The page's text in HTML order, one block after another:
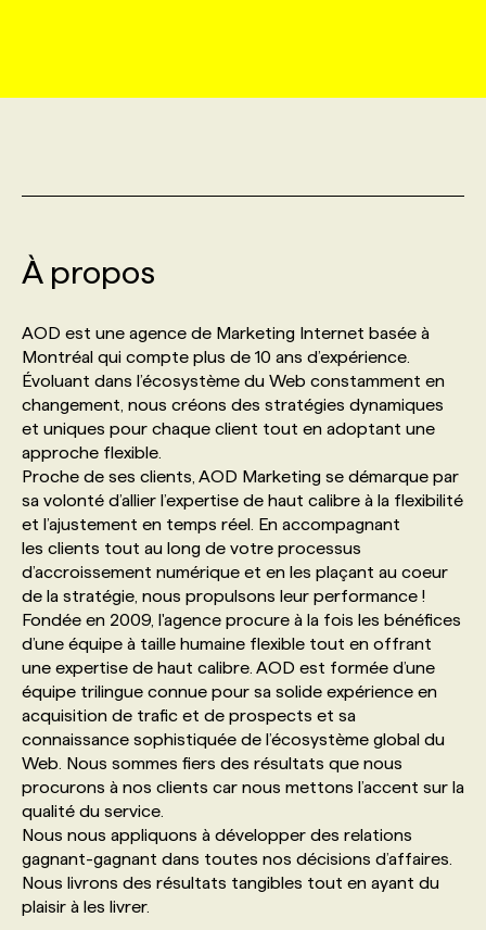
INITIATIVES NUMÉRIQUES
PRIX ET DISTINCTIONS
TENDANCES
MARKETING DURABLE
ÉVÉNEMENTIEL
NOS AUTEUR‧RICES
ANNONCEZ AVEC NOUS
PROFIL ENTREPRISE
FAQ
ANNONCEZ AVEC NOUS
PROFIL CANDIDAT
ANNONCEZ AVEC NOUS
NOS PARCOURS DE FORMATIONS
FORMATIONS PERSONNALISÉES
NOS FORMATEUR‧RICES
POURQUOI CHOISIR NOS FORMATIONS
NOS TARIFS
PROGRAMMES DE SUBVENTIONS
FAQ
ANNONCEZ AVEC NOUS
SERVICE DE CHASSE DE TÊTE
NOS TARIFS
NOS EXPERTISES
FAQ
ANNONCEZ AVEC NOUS
À propos
AOD est une agence de Marketing Internet basée à
Montréal qui compte plus de 10 ans d’expérience.
Évoluant dans l’écosystème du Web constamment en
changement, nous créons des stratégies dynamiques
et uniques pour chaque client tout en adoptant une
approche flexible.
Proche de ses clients, AOD Marketing se démarque par
sa volonté d’allier l’expertise de haut calibre à la flexibilité
et l’ajustement en temps réel. En accompagnant
les clients tout au long de votre processus
d’accroissement numérique et en les plaçant au coeur
de la stratégie, nous propulsons leur performance !
Fondée en 2009, l'agence procure à la fois les bénéfices
d’une équipe à taille humaine flexible tout en offrant
une expertise de haut calibre. AOD est formée d’une
équipe trilingue connue pour sa solide expérience en
acquisition de trafic et de prospects et sa
connaissance sophistiquée de l’écosystème global du
Web. Nous sommes fiers des résultats que nous
procurons à nos clients car nous mettons l’accent sur la
qualité du service.
Nous nous appliquons à développer des relations
gagnant-gagnant dans toutes nos décisions d’affaires.
Nous livrons des résultats tangibles tout en ayant du
plaisir à les livrer.